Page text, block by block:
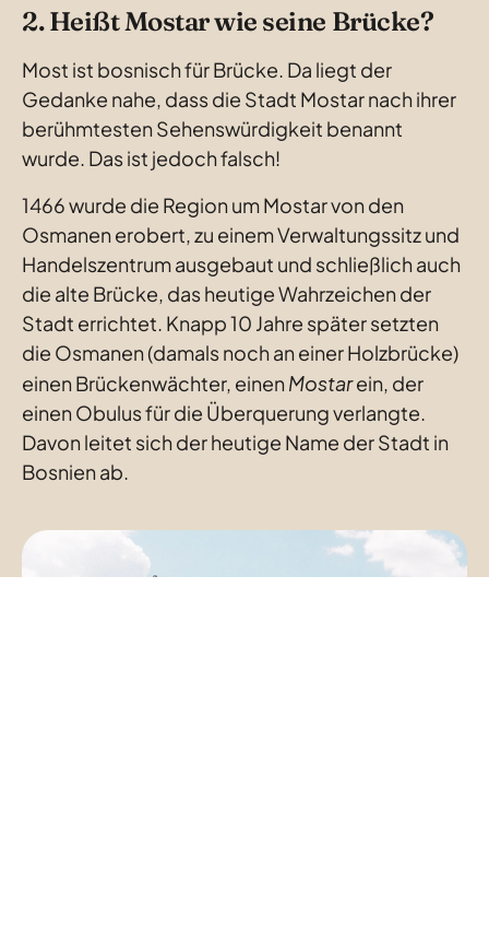
2. Heißt Mostar wie seine Brücke?
Most ist bosnisch für Brücke. Da liegt der
Gedanke nahe, dass die Stadt Mostar nach ihrer
berühmtesten Sehenswürdigkeit benannt
wurde. Das ist jedoch falsch!
1466 wurde die Region um Mostar von den
Osmanen erobert, zu einem Verwaltungssitz und
Handelszentrum ausgebaut und schließlich auch
die alte Brücke, das heutige Wahrzeichen der
Stadt errichtet. Knapp 10 Jahre später setzten
die Osmanen (damals noch an einer Holzbrücke)
einen Brückenwächter, einen Mostar ein, der
einen Obulus für die Überquerung verlangte.
Davon leitet sich der heutige Name der Stadt in
Bosnien ab.